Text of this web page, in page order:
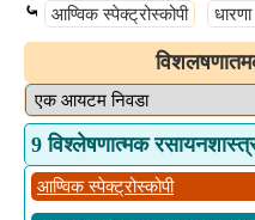
⤿ आण्विक स्पेक्ट्रोस्कोपी
9 विश्लेषणात्मक
आण्विक स्पेक्ट्रोस्कोपी